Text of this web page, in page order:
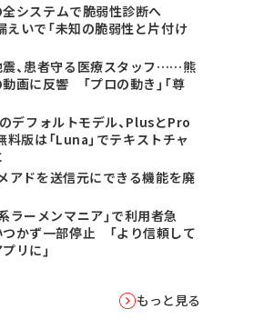
全システムで脆弱性診断へ
えいで「未知の脆弱性と片付け
、患者守る医療スタッフ……熊
画に反響 「プロの動き」「尊
デフォルトモデル、PlusとPro
料版は「Luna」でテキストチャ
アドを送信元にできる機能を廃
ラーメンマニア」で利用者急
かず一部停止 「より信頼して
リに」
もっと見る